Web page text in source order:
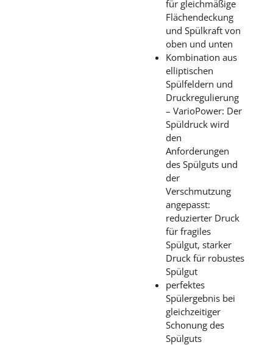
für gleichmäßige
Flächendeckung
und Spülkraft von
oben und unten
Kombination aus
elliptischen
Spülfeldern und
Druckregulierung
– VarioPower: Der
Spüldruck wird
den
Anforderungen
des Spülguts und
der
Verschmutzung
angepasst:
reduzierter Druck
für fragiles
Spülgut, starker
Druck für robustes
Spülgut
perfektes
Spülergebnis bei
gleichzeitiger
Schonung des
Spülguts